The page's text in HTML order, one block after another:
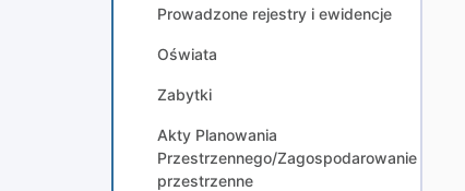
Prowadzone rejestry i ewidencje
Oświata
Zabytki
Akty Planowania
Przestrzennego/Zagospodarowanie
przestrzenne